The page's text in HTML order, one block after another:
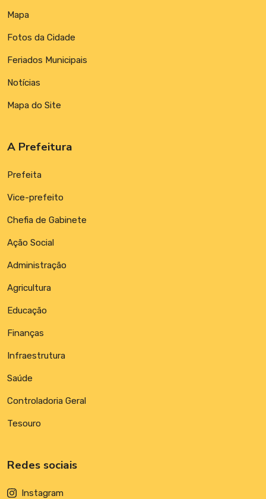
Mapa
Fotos da Cidade
Feriados Municipais
Notícias
Mapa do Site
A Prefeitura
Prefeita
Vice-prefeito
Chefia de Gabinete
Ação Social
Administração
Agricultura
Educação
Finanças
Infraestrutura
Saúde
Controladoria Geral
Tesouro
Redes sociais
Instagram